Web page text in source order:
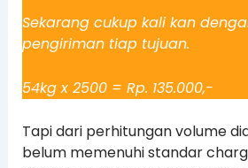
Sekarang cukup kali kan
pengiriman tiap tujuan.
54kg x 2500 = Rp. 135.000,-
Tapi dari perhitungan volume
belum memenuhi standar